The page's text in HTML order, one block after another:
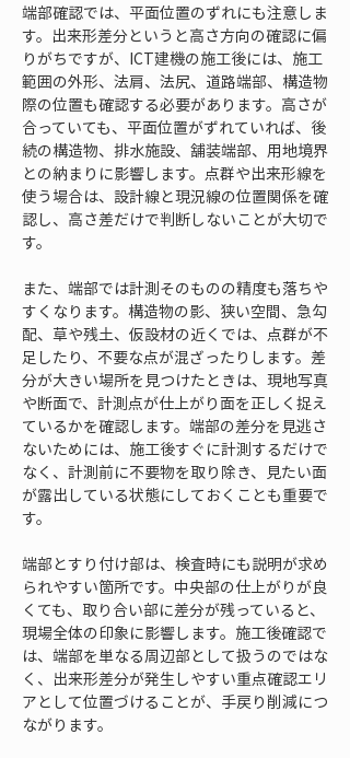
端部確認では、平面位置のずれにも注意しま
す。出来形差分というと高さ方向の確認に偏
りがちですが、ICT建機の施工後には、施工
範囲の外形、法肩、法尻、道路端部、構造物
際の位置も確認する必要があります。高さが
合っていても、平面位置がずれていれば、後
続の構造物、排水施設、舗装端部、用地境界
との納まりに影響します。点群や出来形線を
使う場合は、設計線と現況線の位置関係を確
認し、高さ差だけで判断しないことが大切で
す。
また、端部では計測そのものの精度も落ちや
すくなります。構造物の影、狭い空間、急勾
配、草や残土、仮設材の近くでは、点群が不
足したり、不要な点が混ざったりします。差
分が大きい場所を見つけたときは、現地写真
や断面で、計測点が仕上がり面を正しく捉え
ているかを確認します。端部の差分を見逃さ
ないためには、施工後すぐに計測するだけで
なく、計測前に不要物を取り除き、見たい面
が露出している状態にしておくことも重要で
す。
端部とすり付け部は、検査時にも説明が求め
られやすい箇所です。中央部の仕上がりが良
くても、取り合い部に差分が残っていると、
現場全体の印象に影響します。施工後確認で
は、端部を単なる周辺部として扱うのではな
く、出来形差分が発生しやすい重点確認エリ
アとして位置づけることが、手戻り削減につ
ながります。